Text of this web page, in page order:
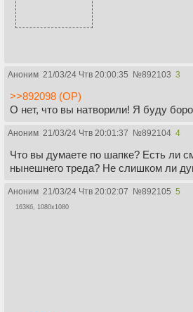
Аноним 21/03/24 Чтв 20:00:35 №892103 3
>>892098 (OP)
О нет, что вы натворили! Я буду
Аноним 21/03/24 Чтв 20:01:37 №892104 4
Что вы думаете по шапке? Есть ли
нынешнего треда? Не слишком ли
Аноним 21/03/24 Чтв 20:02:07 №892105 5
163Кб, 1080x1080